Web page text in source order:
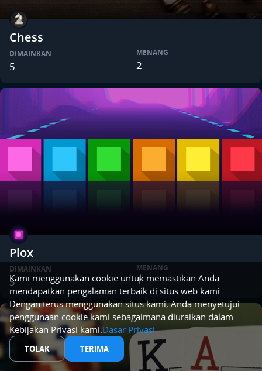
Chess
DIMAINKAN
5
MENANG
2
Plox
DIMAINKAN
5
MENANG
1
Kami menggunakan cookie untuk memastikan Anda
mendapatkan pengalaman terbaik di situs web kami.
Dengan terus menggunakan situs kami, Anda menyetujui
penggunaan cookie kami sebagaimana diuraikan dalam
Kebijakan Privasi kami.Dasar Privasi
TOLAK TERIMA